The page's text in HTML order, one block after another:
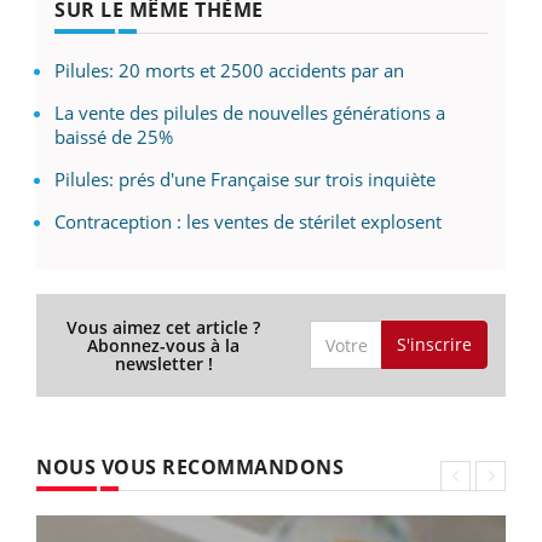
SUR LE MÊME THÈME
Pilules: 20 morts et 2500 accidents par an
La vente des pilules de nouvelles générations a
baissé de 25%
Pilules: prés d'une Française sur trois inquiète
Contraception : les ventes de stérilet explosent
Vous aimez cet article ?
Abonnez-vous à la
newsletter !
S'inscrire
NOUS VOUS RECOMMANDONS